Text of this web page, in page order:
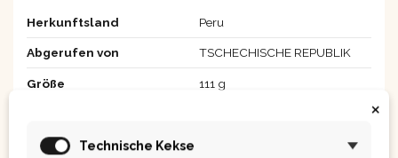
Herkunftsland Peru
Abgerufen von TSCHECHISCHE REPUBLIK
Größe 111 g
×
Technische Kekse